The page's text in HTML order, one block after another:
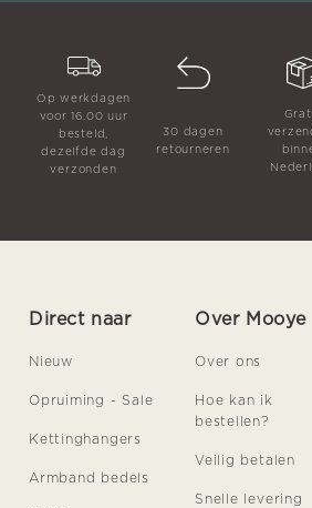
Op werkdagen
voor 16.00 uur
besteld,
dezelfde dag
verzonden
30 dagen
retourneren
Direct naar
Nieuw
Opruiming - Sale
Kettinghangers
Armband bedels
Over Mooye
Over ons
Hoe kan ik
bestellen?
Veilig betalen
Snelle levering